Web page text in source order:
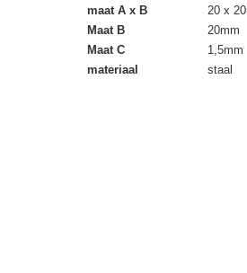
maat A x B
20 x
Maat B
20mm
Maat C
1,5mm
materiaal
staal